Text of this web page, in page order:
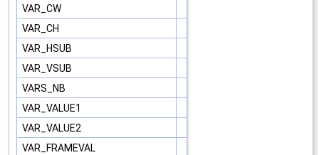
VAR_CW
VAR_CH
VAR_HSUB
VAR_VSUB
VARS_NB
VAR_VALUE1
VAR_VALUE2
VAR_FRAMEVAL